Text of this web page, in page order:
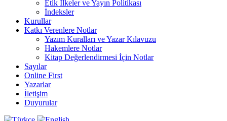
Etik İlkeler ve Yayın Politikası
İndeksler
Kurullar
Katkı Verenlere Notlar
Yazım Kuralları ve Yazar Kılavuzu
Hakemlere Notlar
Kitap Değerlendirmesi İçin Notlar
Sayılar
Online First
Yazarlar
İletişim
Duyurular